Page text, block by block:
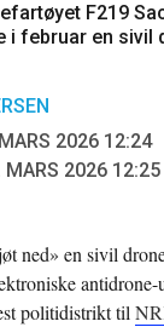
F219
i februar en sivil
2026 12:24
MARS 2026 12:25
ned» en sivil
politidistrikt til